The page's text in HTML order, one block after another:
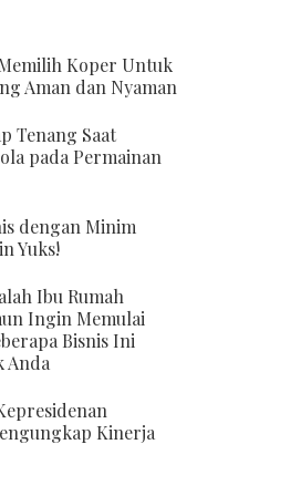
Koper Untuk
Aman dan Nyaman
Tenang Saat
pada Permainan
dengan Minim
Yuks!
Ibu Rumah
Ingin Memulai
Bisnis Ini
Anda
Kinerja